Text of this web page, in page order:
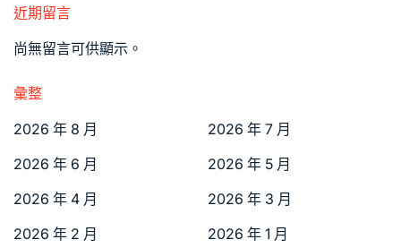
近期留言
尚無留言可供顯示。
彙整
2026 年 8 月
2026 年 7 月
2026 年 6 月
2026 年 5 月
2026 年 4 月
2026 年 3 月
2026 年 2 月
2026 年 1 月